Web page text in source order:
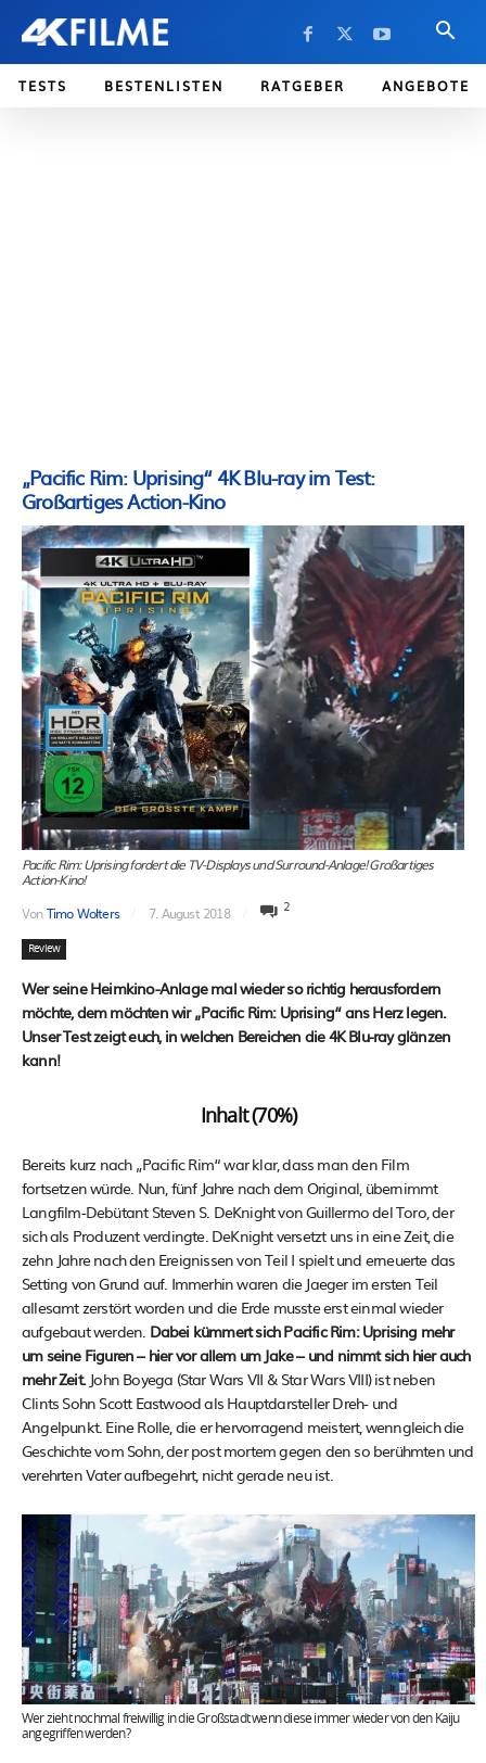
TESTS BESTENLISTEN RATGEBER ANGEBOTE
„Pacific Rim: Uprising“ 4K Blu-ray im Test:
Großartiges Action-Kino
Pacific Rim: Uprising fordert die TV-Displays und Surround-Anlage! Großartiges
Action-Kino!
VonTimo Wolters 7. August 2018 2
Review
Wer seine Heimkino-Anlage mal wieder so richtig herausfordern
möchte, dem möchten wir „Pacific Rim: Uprising“ ans Herz legen.
Unser Test zeigt euch, in welchen Bereichen die 4K Blu-ray glänzen
kann!
Inhalt (70%)
Bereits kurz nach „Pacific Rim“ war klar, dass man den Film
fortsetzen würde. Nun, fünf Jahre nach dem Original, übernimmt
Langfilm-Debütant Steven S. DeKnight von Guillermo del Toro, der
sich als Produzent verdingte. DeKnight versetzt uns in eine Zeit, die
zehn Jahre nach den Ereignissen von Teil I spielt und erneuerte das
Setting von Grund auf. Immerhin waren die Jaeger im ersten Teil
allesamt zerstört worden und die Erde musste erst einmal wieder
aufgebaut werden. Dabei kümmert sich Pacific Rim: Uprising mehr
um seine Figuren – hier vor allem um Jake – und nimmt sich hier auch
mehr Zeit.John Boyega (Star Wars VII & Star Wars VIII) ist neben
Clints Sohn Scott Eastwood als Hauptdarsteller Dreh- und
Angelpunkt. Eine Rolle, die er hervorragend meistert, wenngleich die
Geschichte vom Sohn, der post mortem gegen den so berühmten und
verehrten Vater aufbegehrt, nicht gerade neu ist.
Wer zieht nochmal freiwillig in die Großstadt wenn diese immer wieder von den Kaiju
angegriffen werden?